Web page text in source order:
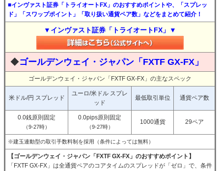
■インヴァスト証券「トライオートFX」のおすすめポイントや、「スプレッ
ド」「スワップポイント」「取り扱い通貨ペア数」などをまとめて紹介！
▼インヴァスト証券「トライオートFX」▼
◆ゴールデンウェイ・ジャパン「FXTF GX-FX」
ゴールデンウェイ・ジャパン「FXTF GX-FX」の主なスペック
米ドル/円 スプレッド
ユーロ/米ドル スプレ
ッド
最低取引単位 通貨ペア数
0.0銭原則固定
（9-27時）
0.0pips原則固定
（9-27時）
1000通貨 29ペア
※建玉連動型の取引手数料制を採用（条件によっては無料）
【ゴールデンウェイ・ジャパン「FXTF GX-FX」のおすすめポイント】
「FXTF GX-FX」は全通貨ペアのコアタイムのスプレッドが「ゼロ」で、条件